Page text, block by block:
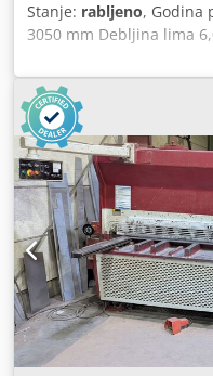
Stanje: rabljeno, Godina
3050 mm Debljina lima
čelik 4,0 mm Kut rezanja
hodova 9 / 14 hodova/
graničnik - podesiv max.
motora 10,0 kW Težina
1600 x 2450 mm
hidraulične / s
- prednja upravljačka
upotrebu - s elektro-
rezanja - s ručnim
stražnje strane -
750 mm - s analognim
precizno podešavanje -
slobodno pomični nožni
/ sprječavanje